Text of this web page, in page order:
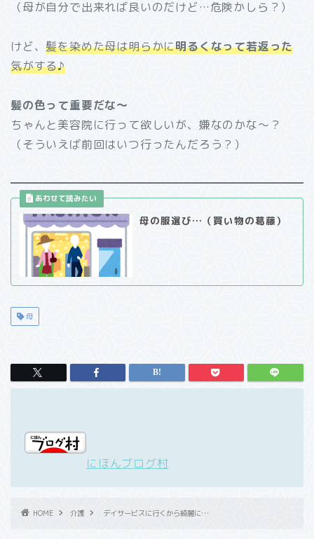
（母が自分で出来れば良いのだけど…危険かしら？）
けど、髪を染めた母は明らかに明るくなって若返った
気がする♪
髪の色って重要だな～
ちゃんと美容院に行って欲しいが、嫌なのかな～？
（そういえば前回はいつ行ったんだろう？）
母の服選び…（買い物の葛藤）
母
にほんブログ村
HOME 介護 デイサービスに行くから綺麗に…